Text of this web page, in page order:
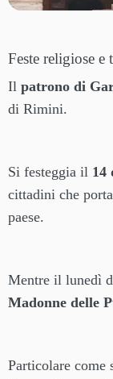
Feste religiose
Il patrono di
di Rimini.
Si festeggia il 14
cittadini che
paese.
Mentre il lunedì
Madonne delle
Particolare come